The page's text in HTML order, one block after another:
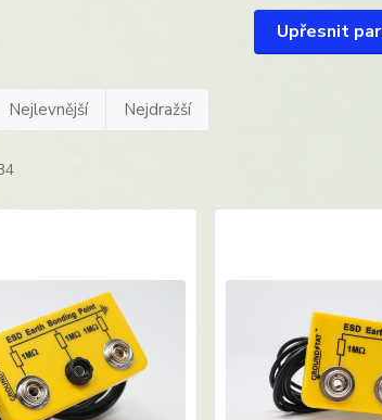
Upřesnit
Nejlevnější Nejdražší